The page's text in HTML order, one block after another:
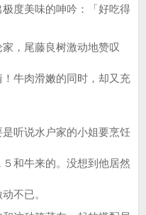
度美味的呻吟：「好吃得
，尾藤良树激动地赞叹
牛肉滑嫩的同时，却又充
听说水户家的小姐要烹饪
和牛来的。没想到他居然
不已。